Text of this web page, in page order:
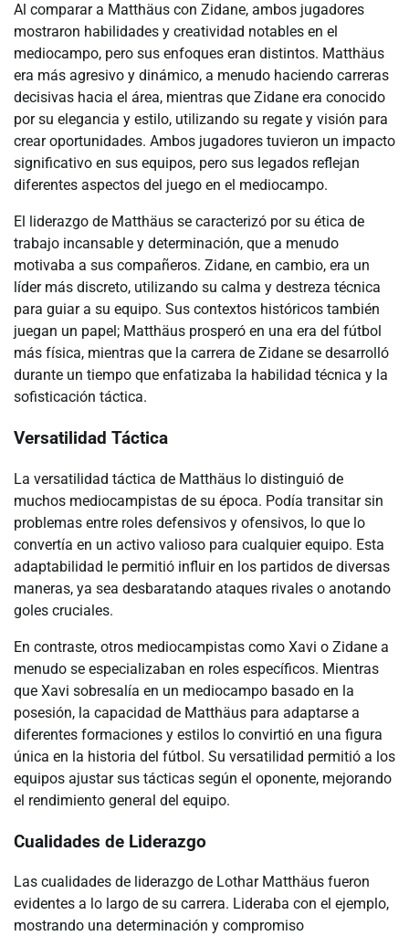
Al comparar a Matthäus con Zidane, ambos jugadores
mostraron habilidades y creatividad notables en el
mediocampo, pero sus enfoques eran distintos. Matthäus
era más agresivo y dinámico, a menudo haciendo carreras
decisivas hacia el área, mientras que Zidane era conocido
por su elegancia y estilo, utilizando su regate y visión para
crear oportunidades. Ambos jugadores tuvieron un impacto
significativo en sus equipos, pero sus legados reflejan
diferentes aspectos del juego en el mediocampo.
El liderazgo de Matthäus se caracterizó por su ética de
trabajo incansable y determinación, que a menudo
motivaba a sus compañeros. Zidane, en cambio, era un
líder más discreto, utilizando su calma y destreza técnica
para guiar a su equipo. Sus contextos históricos también
juegan un papel; Matthäus prosperó en una era del fútbol
más física, mientras que la carrera de Zidane se desarrolló
durante un tiempo que enfatizaba la habilidad técnica y la
sofisticación táctica.
Versatilidad Táctica
La versatilidad táctica de Matthäus lo distinguió de
muchos mediocampistas de su época. Podía transitar sin
problemas entre roles defensivos y ofensivos, lo que lo
convertía en un activo valioso para cualquier equipo. Esta
adaptabilidad le permitió influir en los partidos de diversas
maneras, ya sea desbaratando ataques rivales o anotando
goles cruciales.
En contraste, otros mediocampistas como Xavi o Zidane a
menudo se especializaban en roles específicos. Mientras
que Xavi sobresalía en un mediocampo basado en la
posesión, la capacidad de Matthäus para adaptarse a
diferentes formaciones y estilos lo convirtió en una figura
única en la historia del fútbol. Su versatilidad permitió a los
equipos ajustar sus tácticas según el oponente, mejorando
el rendimiento general del equipo.
Cualidades de Liderazgo
Las cualidades de liderazgo de Lothar Matthäus fueron
evidentes a lo largo de su carrera. Lideraba con el ejemplo,
mostrando una determinación y compromiso